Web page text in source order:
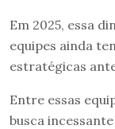
Em 2025, essa
equipes ainda
estratégicas
Entre essas
busca